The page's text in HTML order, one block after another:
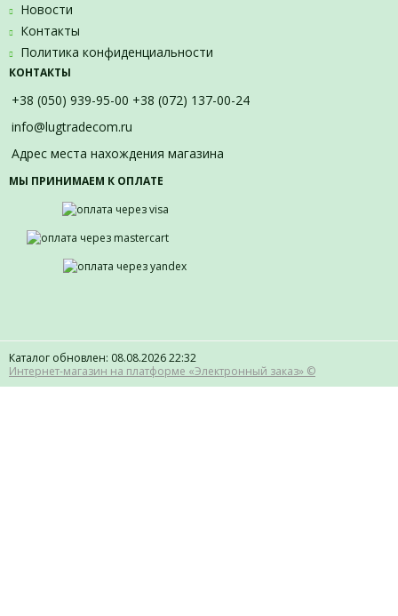
Новости
Контакты
Политика конфиденциальности
КОНТАКТЫ
+38 (050) 939-95-00 +38 (072) 137-00-24
info@lugtradecom.ru
Адрес места нахождения магазина
МЫ ПРИНИМАЕМ К ОПЛАТЕ
Каталог обновлен: 08.08.2026 22:32
Интернет-магазин на платформе «Электронный заказ» ©